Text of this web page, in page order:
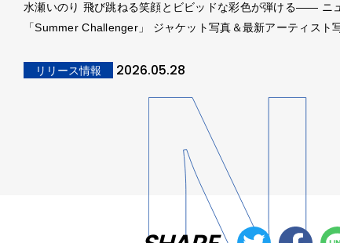
水瀬いのり 飛び跳ねる笑顔とビビッドな彩色が弾ける―― ニ
「Summer Challenger」 ジャケット写真＆最新アーティスト
リリース情報 2026.05.28